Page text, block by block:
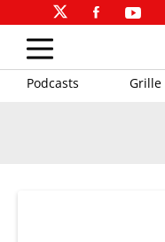
Podcasts Grille